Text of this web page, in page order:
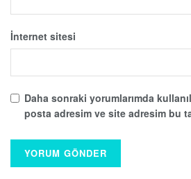
İnternet sitesi
Daha sonraki yorumlarımda
posta adresim ve site adresim bu